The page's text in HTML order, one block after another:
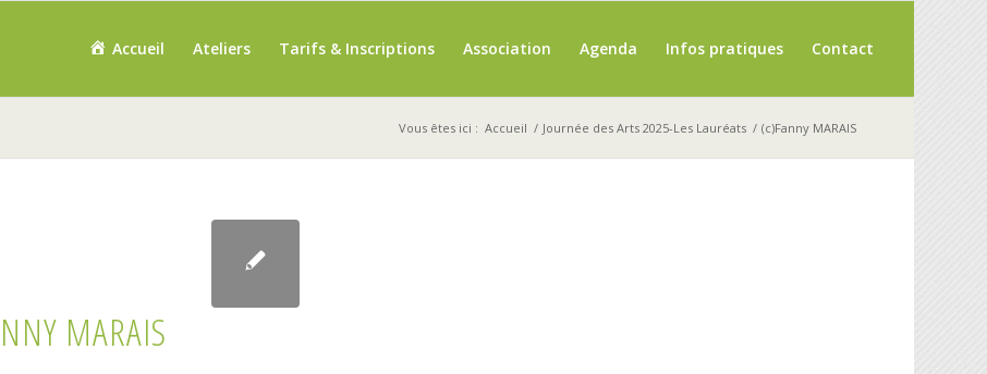
Accueil Ateliers Tarifs & Inscriptions Association Agenda Infos pratiques Contact
Vous êtes ici : Accueil / Journée des Arts 2025-Les Lauréats / (c)Fanny MARAIS
MARAIS